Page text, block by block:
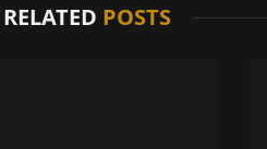
RELATED POSTS